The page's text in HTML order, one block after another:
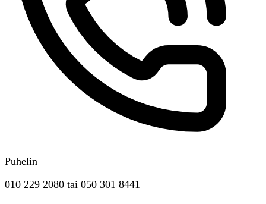
Puhelin
010 229 2080 tai 050 301 8441